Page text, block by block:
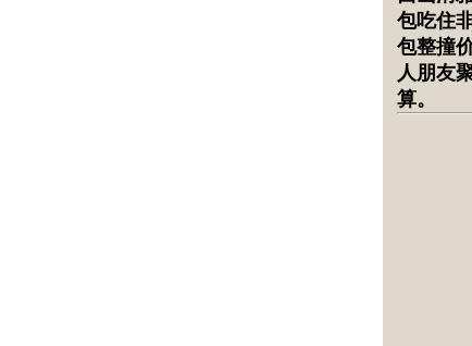
包吃住
包整撞
人朋友
算。